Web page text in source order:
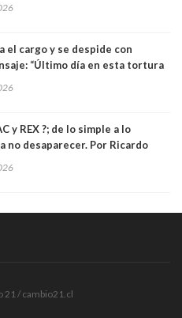
el cargo y se despide con
“Último día en esta tortura
y REX ?; de lo simple a lo
no desaparecer. Por Ricardo
21 / cambio21.cl